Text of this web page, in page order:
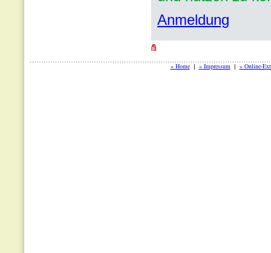
Anmeldung
» Home | » Impressum | » Online-